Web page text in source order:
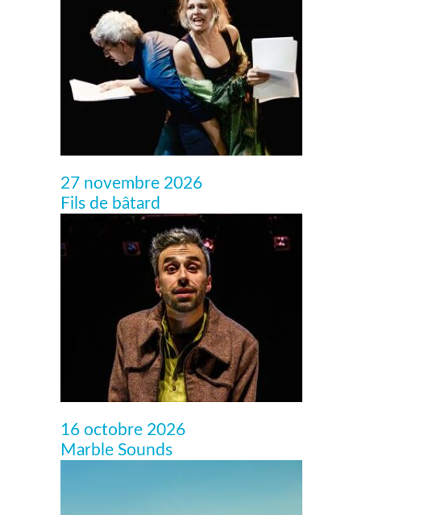
27 novembre 2026
Fils de bâtard
16 octobre 2026
Marble Sounds